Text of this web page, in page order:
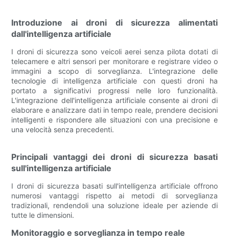
Introduzione ai droni di sicurezza alimentati
dall'intelligenza artificiale
I droni di sicurezza sono veicoli aerei senza pilota dotati di
telecamere e altri sensori per monitorare e registrare video o
immagini a scopo di sorveglianza. L'integrazione delle
tecnologie di intelligenza artificiale con questi droni ha
portato a significativi progressi nelle loro funzionalità.
L'integrazione dell'intelligenza artificiale consente ai droni di
elaborare e analizzare dati in tempo reale, prendere decisioni
intelligenti e rispondere alle situazioni con una precisione e
una velocità senza precedenti.
Principali vantaggi dei droni di sicurezza basati
sull'intelligenza artificiale
I droni di sicurezza basati sull'intelligenza artificiale offrono
numerosi vantaggi rispetto ai metodi di sorveglianza
tradizionali, rendendoli una soluzione ideale per aziende di
tutte le dimensioni.
Monitoraggio e sorveglianza in tempo reale